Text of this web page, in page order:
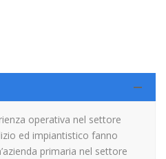
operativa nel settore
ed impiantistico fanno
primaria nel settore